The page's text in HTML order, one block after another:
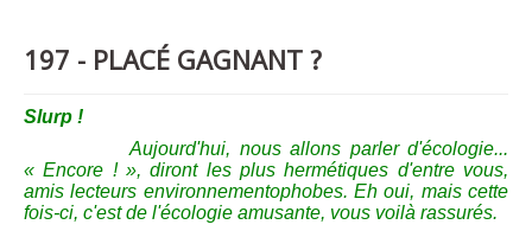
197 - PLACÉ GAGNANT ?
Slurp !
Aujourd'hui, nous allons parler d'écologie...
« Encore ! », diront les plus hermétiques d'entre vous,
amis lecteurs environnementophobes. Eh oui, mais cette
fois-ci, c'est de l'écologie amusante, vous voilà rassurés.